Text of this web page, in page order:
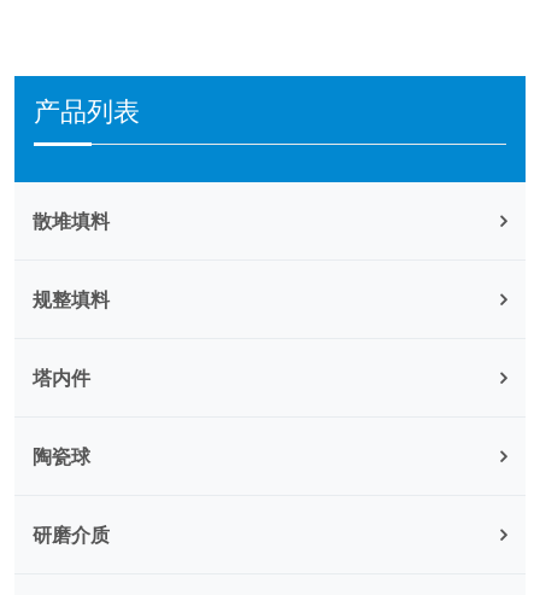
产品列表
散堆填料
规整填料
塔内件
陶瓷球
研磨介质